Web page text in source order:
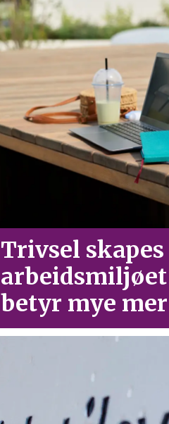
Trivsel
betyr mye